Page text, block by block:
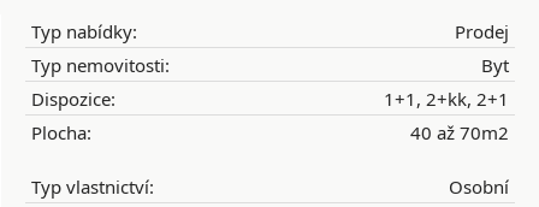
Typ nabídky:
Prodej
Typ nemovitosti:
Byt
Dispozice:
1+1, 2+kk, 2+1
Plocha:
40 až 70m2
Typ vlastnictví:
Osobní